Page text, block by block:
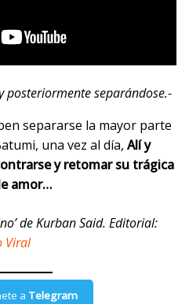
posteriormente separándose.-
separarse la mayor parte
una vez al día, Alí y
y retomar su trágica
amor…
de Kurban Said. Editorial:
Viral
a Telegram